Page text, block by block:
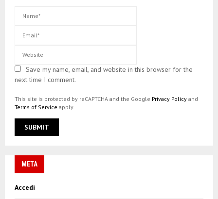
Save my name, email, and website in this browser for the
next time I comment.
This site is protected by reCAPTCHA and the Google Privacy Policy and
Terms of Service apply.
META
Accedi